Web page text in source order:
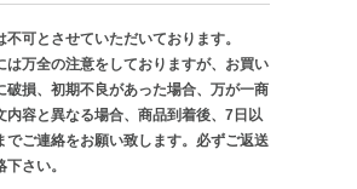
不可とさせていただいております。
は万全の注意をしておりますが、お買い
破損、初期不良があった場合、万が一商
内容と異なる場合、商品到着後、7日以
でご連絡をお願い致します。必ずご返送
さい。